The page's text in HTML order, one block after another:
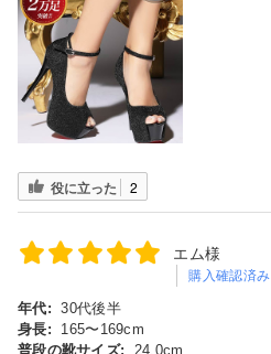
役に立った 2
エム様
購入確認済み
年代: 30代後半
身長:
165〜169cm
普段の靴サイズ:
24.0cm